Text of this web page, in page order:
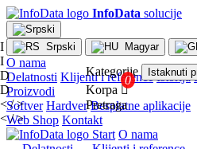
InfoData solucije
Srpski Magyar
O nama
Delatnosti Klijenti i reference Istorija
Proizvodi
Softver Hardver Besplatne aplikacije
Web Shop Kontakt
Start O nama
I
I
D
D
< / >
< / >
Kategorije Istaknuti
Korpa 
Pretraga
×
Konfiguracije